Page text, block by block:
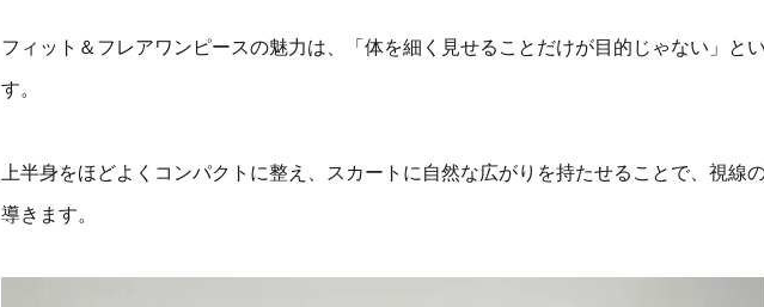
フィット＆フレアワンピースの魅力は、「体を細く見せることだけが目的じゃない」と
す。
上半身をほどよくコンパクトに整え、スカートに自然な広がりを持たせることで、視線
導きます。